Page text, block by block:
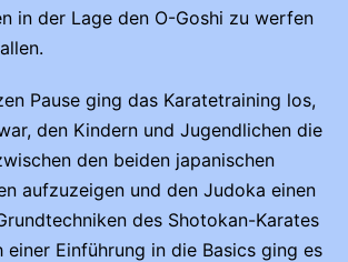
in der Lage den O-Goshi zu werfen
Pause ging das Karatetraining los,
den Kindern und Jugendlichen die
den beiden japanischen
aufzuzeigen und den Judoka einen
des Shotokan-Karates
einer Einführung in die Basics ging es